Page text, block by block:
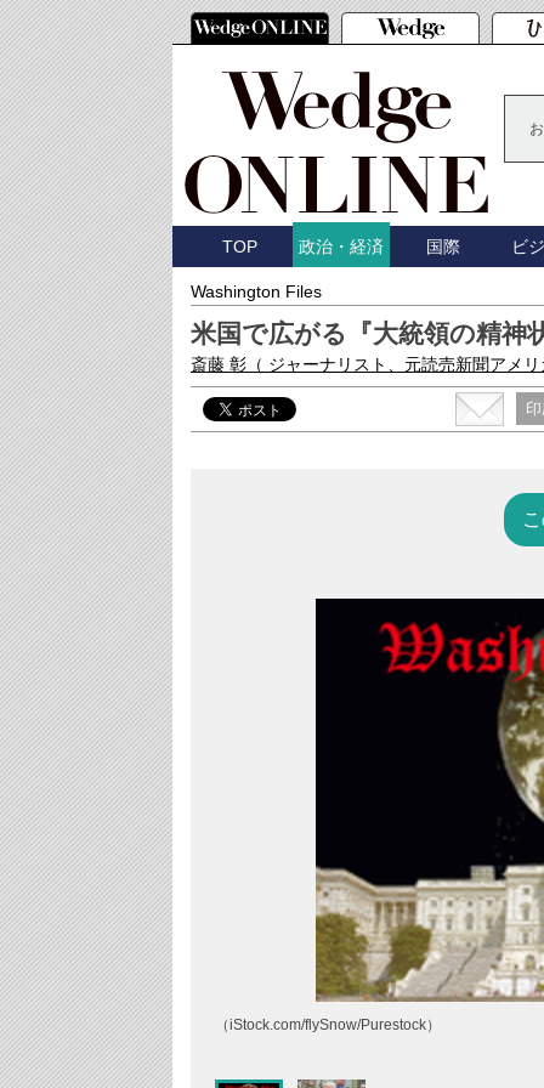
TOP 政治・経済 国際 ビ
Washington Files
米国で広がる『大統領の精神
斎藤 彰 （ ジャーナリスト、元読売新聞アメ
（iStock.com/flySnow/Purestock）